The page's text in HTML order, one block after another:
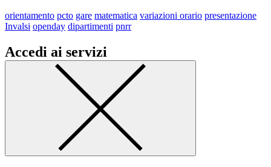
orientamento pcto gare matematica variazioni orario presentazione
Invalsi openday dipartimenti pnrr
Accedi ai servizi